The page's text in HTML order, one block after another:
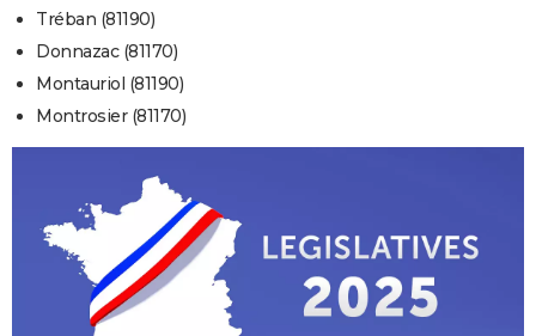
Tréban (81190)
Donnazac (81170)
Montauriol (81190)
Montrosier (81170)